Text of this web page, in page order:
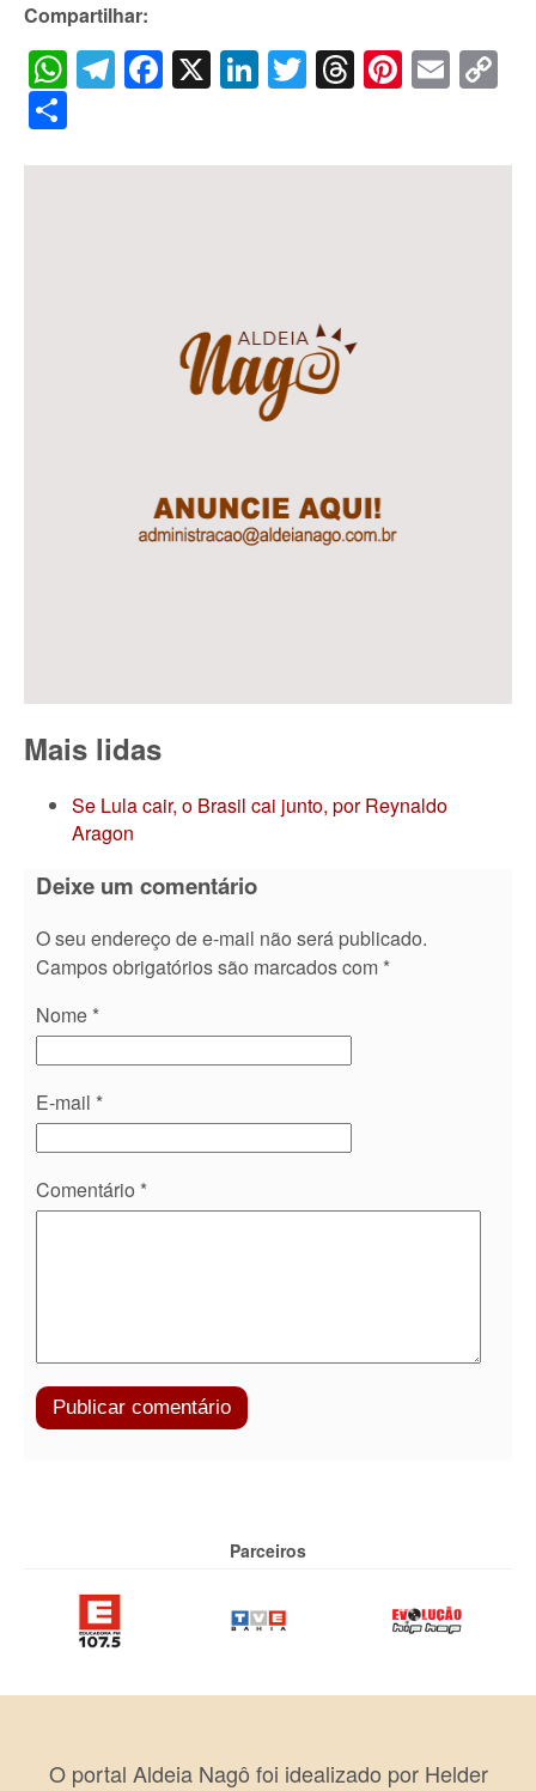
Compartilhar:
WhatsApp
Telegram
Facebook
X LinkedIn
Twitter
Threads
Mais lidas
Se Lula cair, o Brasil cai junto, por Reynaldo
Aragon
Deixe um comentário
O seu endereço de e-mail não será publicado.
Campos obrigatórios são marcados com *
Nome *
E-mail *
Comentário *
Parceiros
O portal Aldeia Nagô foi idealizado por Helder